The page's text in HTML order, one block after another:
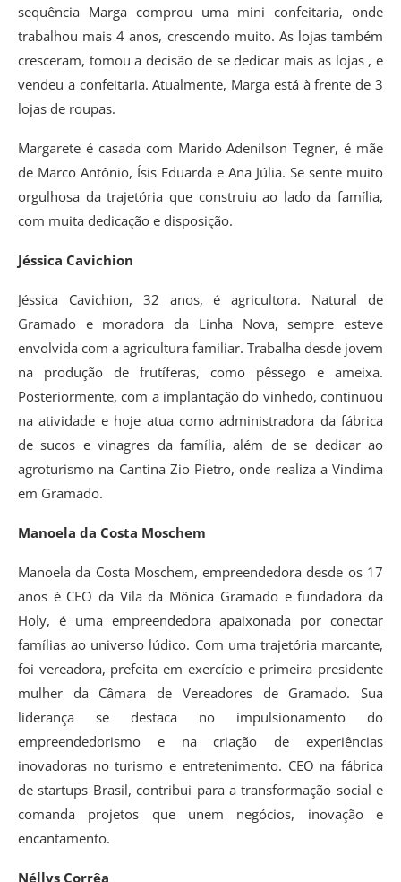
sequência Marga comprou uma mini confeitaria, onde
trabalhou mais 4 anos, crescendo muito. As lojas também
cresceram, tomou a decisão de se dedicar mais as lojas , e
vendeu a confeitaria. Atualmente, Marga está à frente de 3
lojas de roupas.
Margarete é casada com Marido Adenilson Tegner, é mãe
de Marco Antônio, Ísis Eduarda e Ana Júlia. Se sente muito
orgulhosa da trajetória que construiu ao lado da família,
com muita dedicação e disposição.
Jéssica Cavichion
Jéssica Cavichion, 32 anos, é agricultora. Natural de
Gramado e moradora da Linha Nova, sempre esteve
envolvida com a agricultura familiar. Trabalha desde jovem
na produção de frutíferas, como pêssego e ameixa.
Posteriormente, com a implantação do vinhedo, continuou
na atividade e hoje atua como administradora da fábrica
de sucos e vinagres da família, além de se dedicar ao
agroturismo na Cantina Zio Pietro, onde realiza a Vindima
em Gramado.
Manoela da Costa Moschem
Manoela da Costa Moschem, empreendedora desde os 17
anos é CEO da Vila da Mônica Gramado e fundadora da
Holy, é uma empreendedora apaixonada por conectar
famílias ao universo lúdico. Com uma trajetória marcante,
foi vereadora, prefeita em exercício e primeira presidente
mulher da Câmara de Vereadores de Gramado. Sua
liderança se destaca no impulsionamento do
empreendedorismo e na criação de experiências
inovadoras no turismo e entretenimento. CEO na fábrica
de startups Brasil, contribui para a transformação social e
comanda projetos que unem negócios, inovação e
encantamento.
Néllys Corrêa